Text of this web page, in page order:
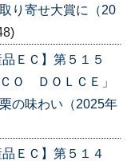
り寄せ大賞に（20
ＥＣ】第５１５
Ｏ ＤＯＬＣＥ」
の味わい（2025年
ＥＣ】第５１４